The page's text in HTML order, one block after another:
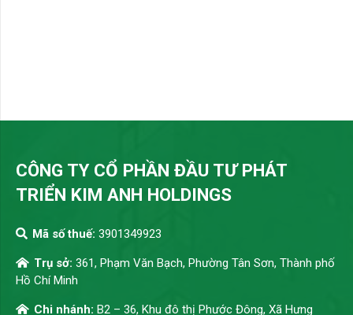
CÔNG TY CỔ PHẦN ĐẦU TƯ PHÁT
TRIỂN KIM ANH HOLDINGS
Mã số thuế: 3901349923
Trụ sở: 361, Phạm Văn Bạch, Phường Tân Sơn, Thành phố
Hồ Chí Minh
Chi nhánh: B2 – 36, Khu đô thị Phước Đông, Xã Hưng